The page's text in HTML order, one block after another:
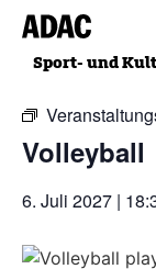
Zum
Inhalt
wechseln
« Alle
Volleyball
6. Juli 2027 |